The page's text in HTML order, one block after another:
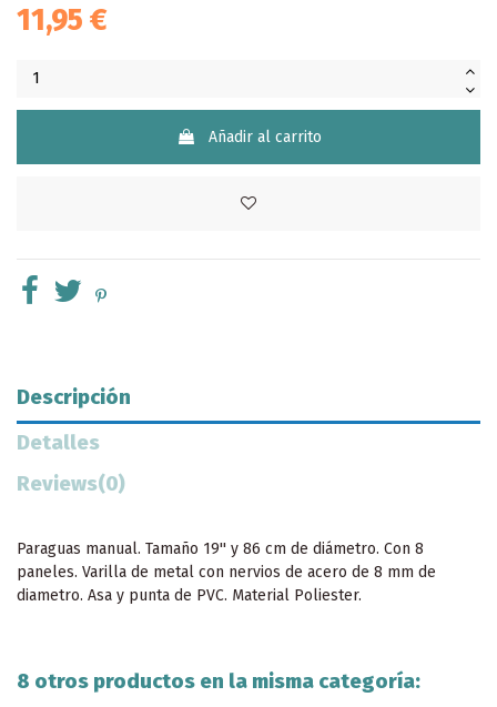
11,95 €
Añadir al carrito
Descripción
Detalles
Reviews(0)
Paraguas manual. Tamaño 19'' y 86 cm de diámetro. Con 8
paneles. Varilla de metal con nervios de acero de 8 mm de
diametro. Asa y punta de PVC. Material Poliester.
8 otros productos en la misma categoría: